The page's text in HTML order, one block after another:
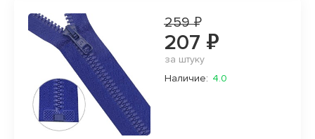
259 ₽
207 ₽
за штуку
Наличие: 4.0